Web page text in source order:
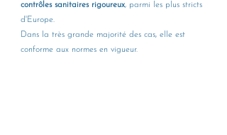
contrôles sanitaires rigoureux, parmi les plus stricts
d'Europe.
Dans la très grande majorité des cas, elle est
conforme aux normes en vigueur.